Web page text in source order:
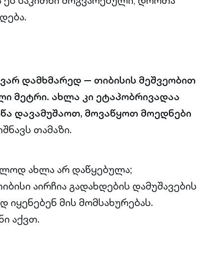
დამხმარედ — თიბისის მეშვეობით
მეტრი. ახლა კი ეტაპობრივადაა
დავამუშაოთ, მოვაწყოთ მოედნები
თამაზი.
ახლა არ დაწყებულა;
აირჩია გადახდების დამუშავების
მის მომსახურებას.
აქვთ.